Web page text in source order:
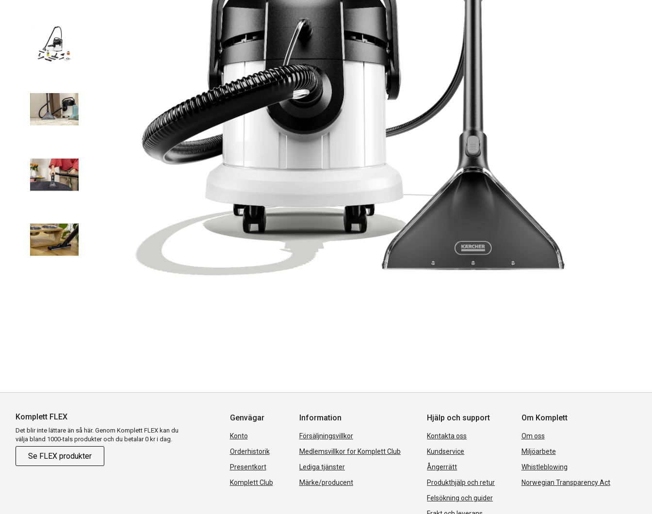
Komplett FLEX
Det blir inte lättare än så här. Genom Komplett FLEX kan du
välja bland 1000-tals produkter och du betalar 0 kr i dag.
Se FLEX produkter
Genvägar
Konto
Orderhistorik
Presentkort
Komplett Club
Information
Försäljningsvillkor
Medlemsvillkor for Komplett Club
Lediga tjänster
Märke/producent
Hjälp och support
Kontakta oss
Kundservice
Ångerrätt
Produkthjälp och retur
Felsökning och guider
Om Komplett
Om oss
Miljöarbete
Whistleblowing
Norwegian Transparency Act